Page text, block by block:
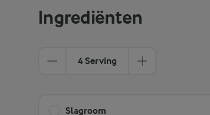
Ingrediënten
4 Serving
Slagroom